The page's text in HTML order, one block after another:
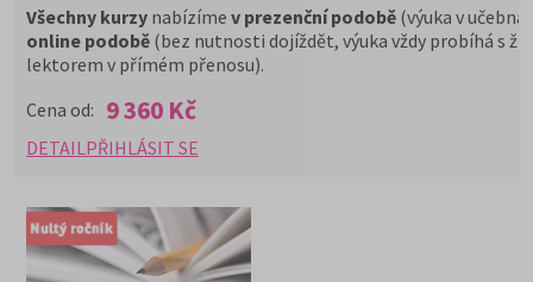
Všechny kurzy nabízíme v prezenční podobě (výuka v
online podobě (bez nutnosti dojíždět, výuka vždy probíhá s
lektorem v přímém přenosu).
Cena od: 9 360 Kč
DETAIL PŘIHLÁSIT SE